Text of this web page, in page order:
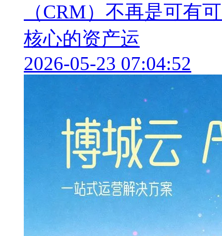
（CRM）不再是可有
核心的资产运
2026-05-23 07:04:52